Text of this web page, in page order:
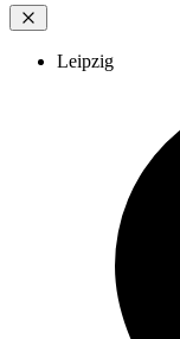
Leipzig